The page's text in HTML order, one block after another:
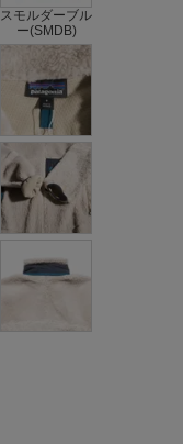
スモルダーブル
ー(SMDB)